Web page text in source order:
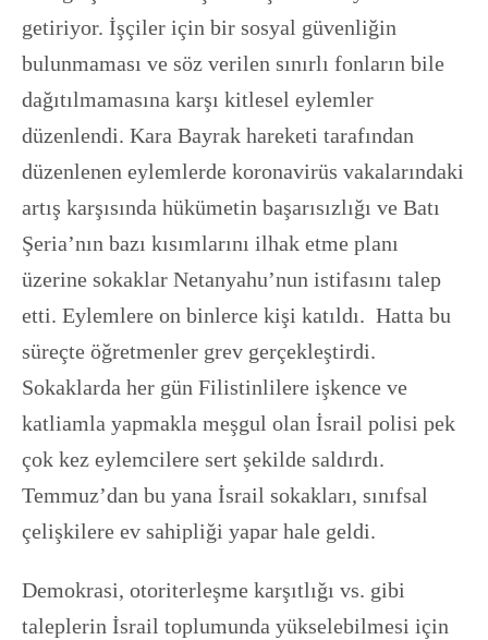
getiriyor. İşçiler için bir sosyal güvenliğin
bulunmaması ve söz verilen sınırlı fonların bile
dağıtılmamasına karşı kitlesel eylemler
düzenlendi. Kara Bayrak hareketi tarafından
düzenlenen eylemlerde koronavirüs vakalarındaki
artış karşısında hükümetin başarısızlığı ve Batı
Şeria’nın bazı kısımlarını ilhak etme planı
üzerine sokaklar Netanyahu’nun istifasını talep
etti. Eylemlere on binlerce kişi katıldı. Hatta bu
süreçte öğretmenler grev gerçekleştirdi.
Sokaklarda her gün Filistinlilere işkence ve
katliamla yapmakla meşgul olan İsrail polisi pek
çok kez eylemcilere sert şekilde saldırdı.
Temmuz’dan bu yana İsrail sokakları, sınıfsal
çelişkilere ev sahipliği yapar hale geldi.
Demokrasi, otoriterleşme karşıtlığı vs. gibi
taleplerin İsrail toplumunda yükselebilmesi için